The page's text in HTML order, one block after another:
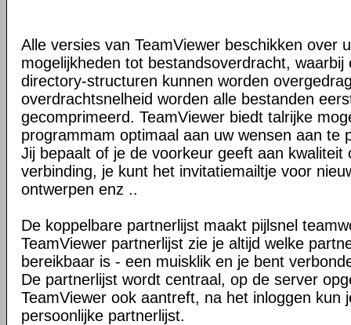
Alle versies van TeamViewer beschikken over
mogelijkheden tot bestandsoverdracht, waarbij
directory-structuren kunnen worden
overdrachtsnelheid worden alle bestanden
gecomprimeerd. TeamViewer biedt talrijke
programmam optimaal aan uw wensen aan te
Jij bepaalt of je de voorkeur geeft aan kwaliteit
verbinding, je kunt het invitatiemailtje voor
ontwerpen enz ..
De koppelbare partnerlijst maakt pijlsnel
TeamViewer partnerlijst zie je altijd welke
bereikbaar is - een muisklik en je bent
De partnerlijst wordt centraal, op de server
TeamViewer ook aantreft, na het inloggen kun
persoonlijke partnerlijst.